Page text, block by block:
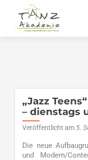
„Jazz
– dienstags
Veröffentlicht am 5.
Die neue
und Modern/